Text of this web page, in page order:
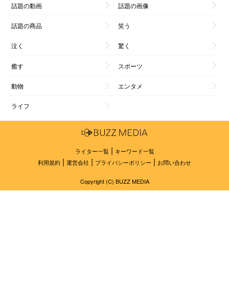
話題の動画 話題の画像
話題の商品 笑う
泣く 驚く
癒す スポーツ
動物 エンタメ
ライフ
ライター一覧| キーワード一覧
利用規約 | 運営会社 | プライバシーポリシー | お問い合わせ
Copyright (C) BUZZ MEDIA